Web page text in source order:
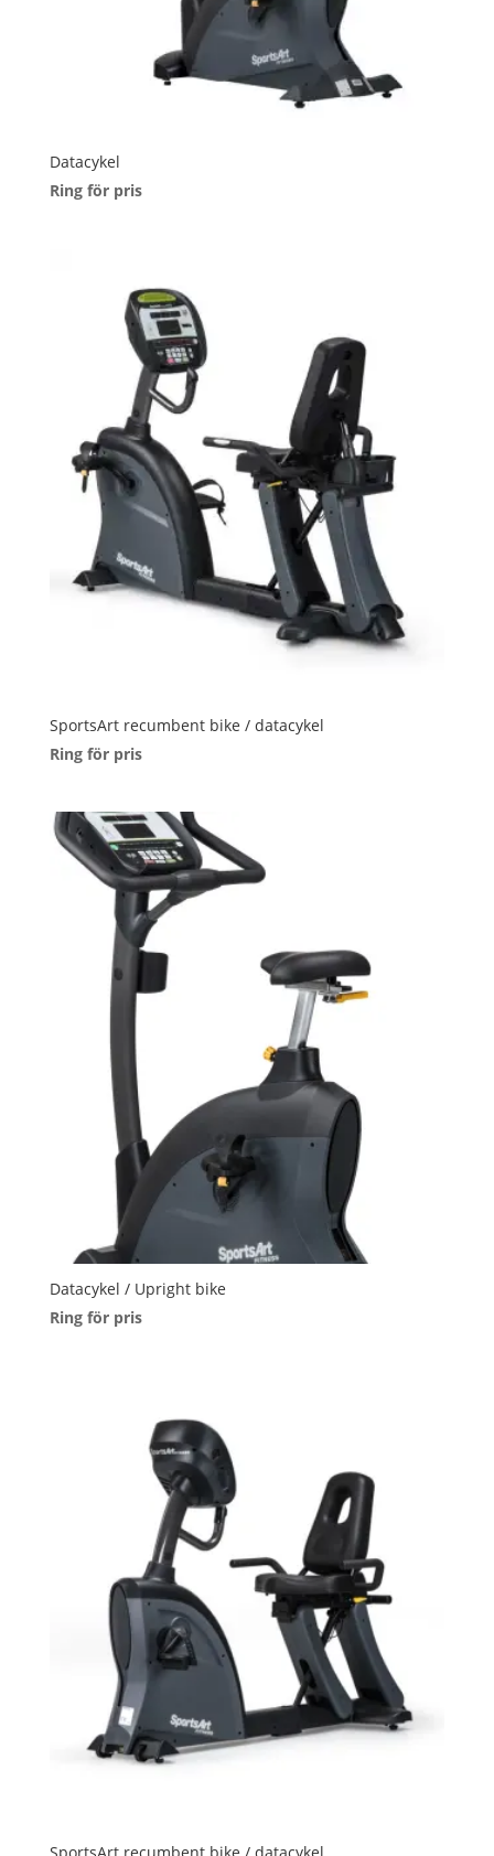
Datacykel
Ring för pris
SportsArt recumbent bike / datacykel
Ring för pris
Datacykel / Upright bike
Ring för pris